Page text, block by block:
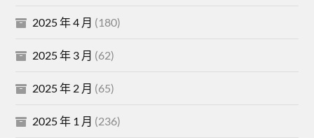
2025 年 4 月 (180)
2025 年 3 月 (62)
2025 年 2 月 (65)
2025 年 1 月 (236)